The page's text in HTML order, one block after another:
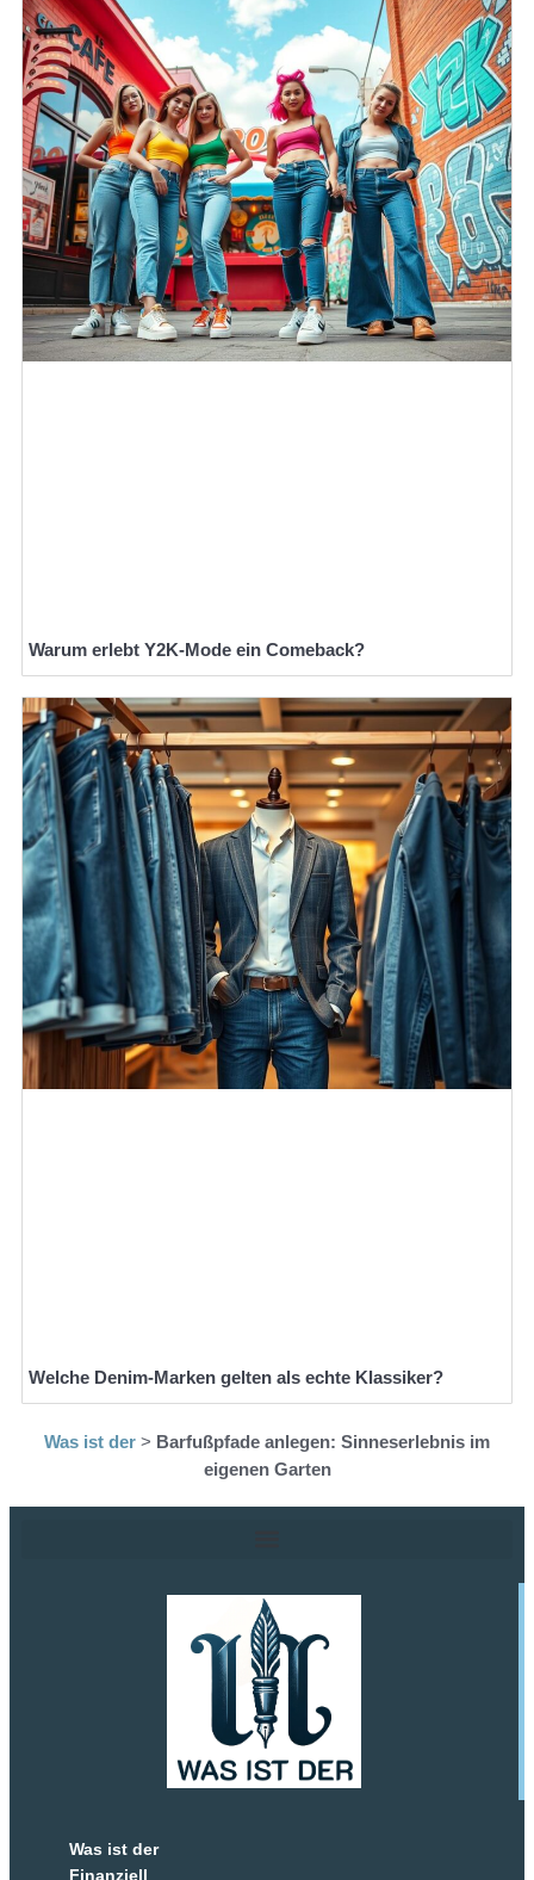
Warum erlebt Y2K-Mode ein Comeback?
Welche Denim-Marken gelten als echte Klassiker?
Was ist der > Barfußpfade anlegen: Sinneserlebnis im
eigenen Garten
Was ist der
Finanziell